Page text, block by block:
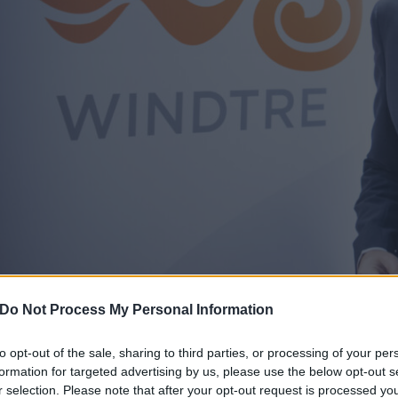
Do Not Process My Personal Information
opt-out of the sale, sharing to third parties, or processing of your
for targeted advertising by us, please use the below opt-out
selection. Please note that after your opt-out request is processed
ARRIVA LA RETE FINO AD 1
ANCHE AD ASTI
24 Giugno 2020 14:04by Redazione